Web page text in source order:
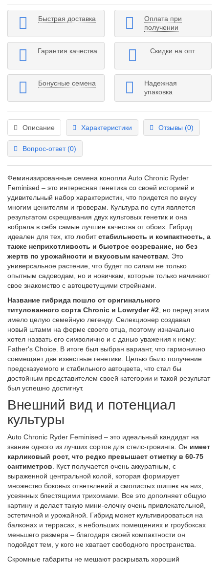
Быстрая доставка
Оплата при
получении
Гарантия качества Скидки на опт
Бонусные семена
Надежная
упаковка
Описание Характеристики Отзывы (0)
Вопрос-ответ (0)
Феминизированные семена конопли Auto Chronic Ryder
Feminised – это интересная генетика со своей историей и
удивительный набор характеристик, что придется по вкусу
многим ценителям и гроверам. Культура по сути является
результатом скрещивания двух культовых генетик и она
вобрала в себя самые лучшие качества от обоих. Гибрид
идеален для тех, кто любитстабильность и компактность, а
также неприхотливость и быстрое созревание, но без
жертв по урожайности и вкусовым качествам . Это
универсальное растение, что будет по силам не только
опытным садоводам, но и новичкам, которые только начинают
свое знакомство с автоцветущими стрейнами.
Название гибрида пошло от оригинального
титулованного сорта Chronic и Lowryder #2 , но перед этим
имело целую семейную легенду. Селекционер создавал
новый штамм на ферме своего отца, поэтому изначально
хотел назвать его символично и с данью уважения к нему:
Father's Choice. В итоге был выбран вариант, что гармонично
совмещает две известные генетики. Целью было получение
предсказуемого и стабильного автоцвета, что стал бы
достойным представителем своей категории и такой результат
был успешно достигнут.
Внешний вид и потенциал
культуры
Auto Chronic Ryder Feminised – это идеальный кандидат на
звание одного из лучших сортов для стелс-гровинга. Он имеет
карликовый рост, что редко превышает отметку в 60-75
сантиметров . Куст получается очень аккуратным, с
выраженной центральной колой, которая формирует
множество боковых ответвлений и смолистых шишек на них,
усеянных блестящими трихомами. Все это дополняет общую
картину и делает такую мини-елочку очень привлекательной,
эстетичной и урожайной. Гибрид может культивироваться на
балконах и террасах, в небольших помещениях и гроубоксах
меньшего размера – благодаря своей компактности он
подойдет тем, у кого не хватает свободного пространства.
Скромные габариты не мешают раскрывать хороший